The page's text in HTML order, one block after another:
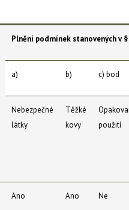
Plnění podmínek stanovených v
a) b) c) bod
Nebezpečné
látky
Těžké
kovy
použití
Ano Ano Ne